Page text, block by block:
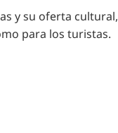
y su oferta
para los turistas.